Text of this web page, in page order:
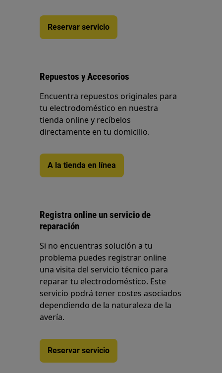
Reservar servicio
Repuestos y Accesorios
Encuentra repuestos originales para
tu electrodoméstico en nuestra
tienda online y recíbelos
directamente en tu domicilio.
A la tienda en línea
Registra online un servicio de
reparación
Si no encuentras solución a tu
problema puedes registrar online
una visita del servicio técnico para
reparar tu electrodoméstico. Este
servicio podrá tener costes asociados
dependiendo de la naturaleza de la
avería.
Reservar servicio